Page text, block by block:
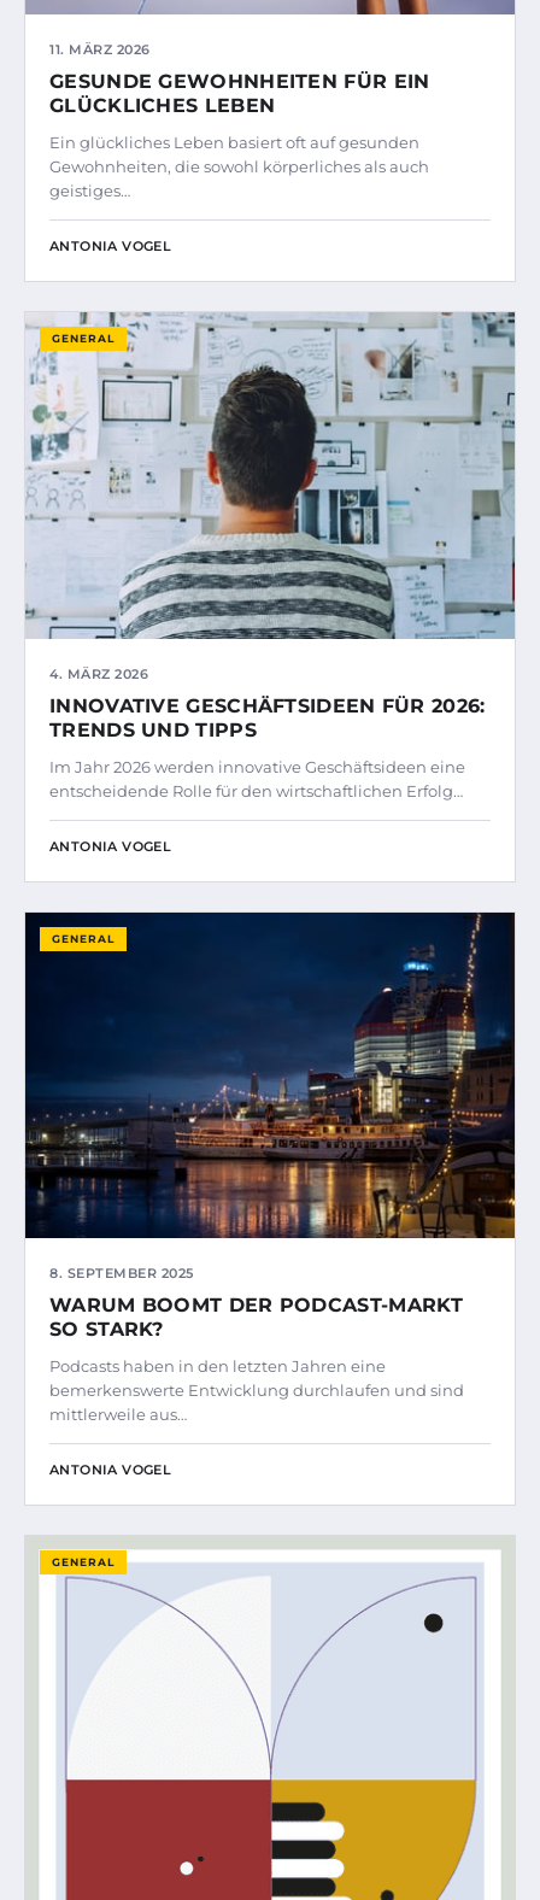
11. MÄRZ 2026
GESUNDE GEWOHNHEITEN FÜR EIN
GLÜCKLICHES LEBEN
Ein glückliches Leben basiert oft auf gesunden
Gewohnheiten, die sowohl körperliches als auch
geistiges…
ANTONIA VOGEL
GENERAL
4. MÄRZ 2026
INNOVATIVE GESCHÄFTSIDEEN FÜR 2026:
TRENDS UND TIPPS
Im Jahr 2026 werden innovative Geschäftsideen eine
entscheidende Rolle für den wirtschaftlichen Erfolg…
ANTONIA VOGEL
GENERAL
8. SEPTEMBER 2025
WARUM BOOMT DER PODCAST-MARKT
SO STARK?
Podcasts haben in den letzten Jahren eine
bemerkenswerte Entwicklung durchlaufen und sind
mittlerweile aus…
ANTONIA VOGEL
GENERAL